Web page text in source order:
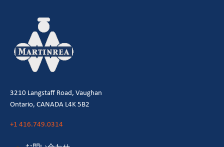
3210 Langstaff Road, Vaughan
Ontario, CANADA L4K 5B2
+1 416.749.0314